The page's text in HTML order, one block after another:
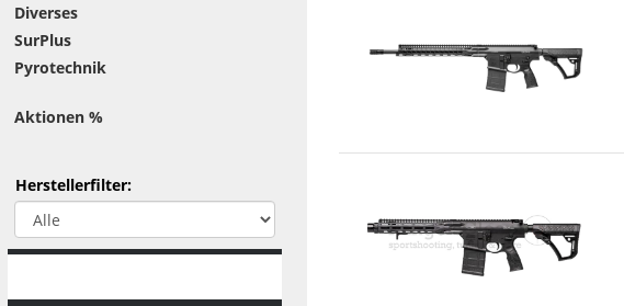
Diverses
SurPlus
Pyrotechnik
Aktionen %
Herstellerfilter: